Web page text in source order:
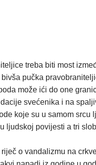
treba biti most
pučka
može ići do one
svećenika i na
koje su u samom srcu
ljudskoj povijesti a tri
o vandalizmu na